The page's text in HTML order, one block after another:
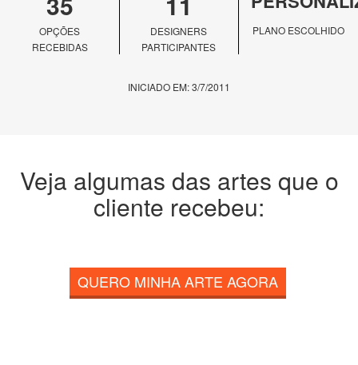
OPÇÕES
RECEBIDAS
DESIGNERS
PARTICIPANTES
PLANO ESCOLHIDO
INICIADO EM: 3/7/2011
Veja algumas das artes que o
cliente recebeu:
QUERO MINHA ARTE AGORA